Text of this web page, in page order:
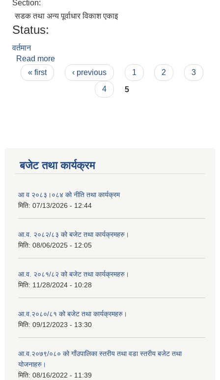
Section:
सडक तथा अन्य पूर्वाधार विकाश एकाइ
Status:
वर्तमान
Read more
Pages
« first ‹ previous 1 2
3
4
5
बजेट तथा कार्यक्रम
आ व २०८३।०८४ को नीति तथा कार्यक्रम
मिति: 07/13/2026 - 12:44
आ.व. २०८२/८३ को बजेट तथा कार्यक्रमहरु।
मिति: 08/06/2025 - 12:05
आ.व. २०८१/८२ को बजेट तथा कार्यक्रमहरु।
मिति: 11/28/2024 - 10:28
आ.व.२०८०/८१ को बजेट तथा कार्यक्रमहरु।
मिति: 09/12/2023 - 13:30
आ.व.२०७९/०८० को गाँउपालिका स्तरीय तथा वडा स्तरीय बजेट तथा
योजनाहरु।
मिति: 08/16/2022 - 11:39